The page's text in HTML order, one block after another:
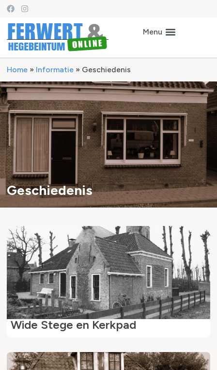
Home » Informatie » Geschiedenis
Geschiedenis
Wide Stege en Kerkpad